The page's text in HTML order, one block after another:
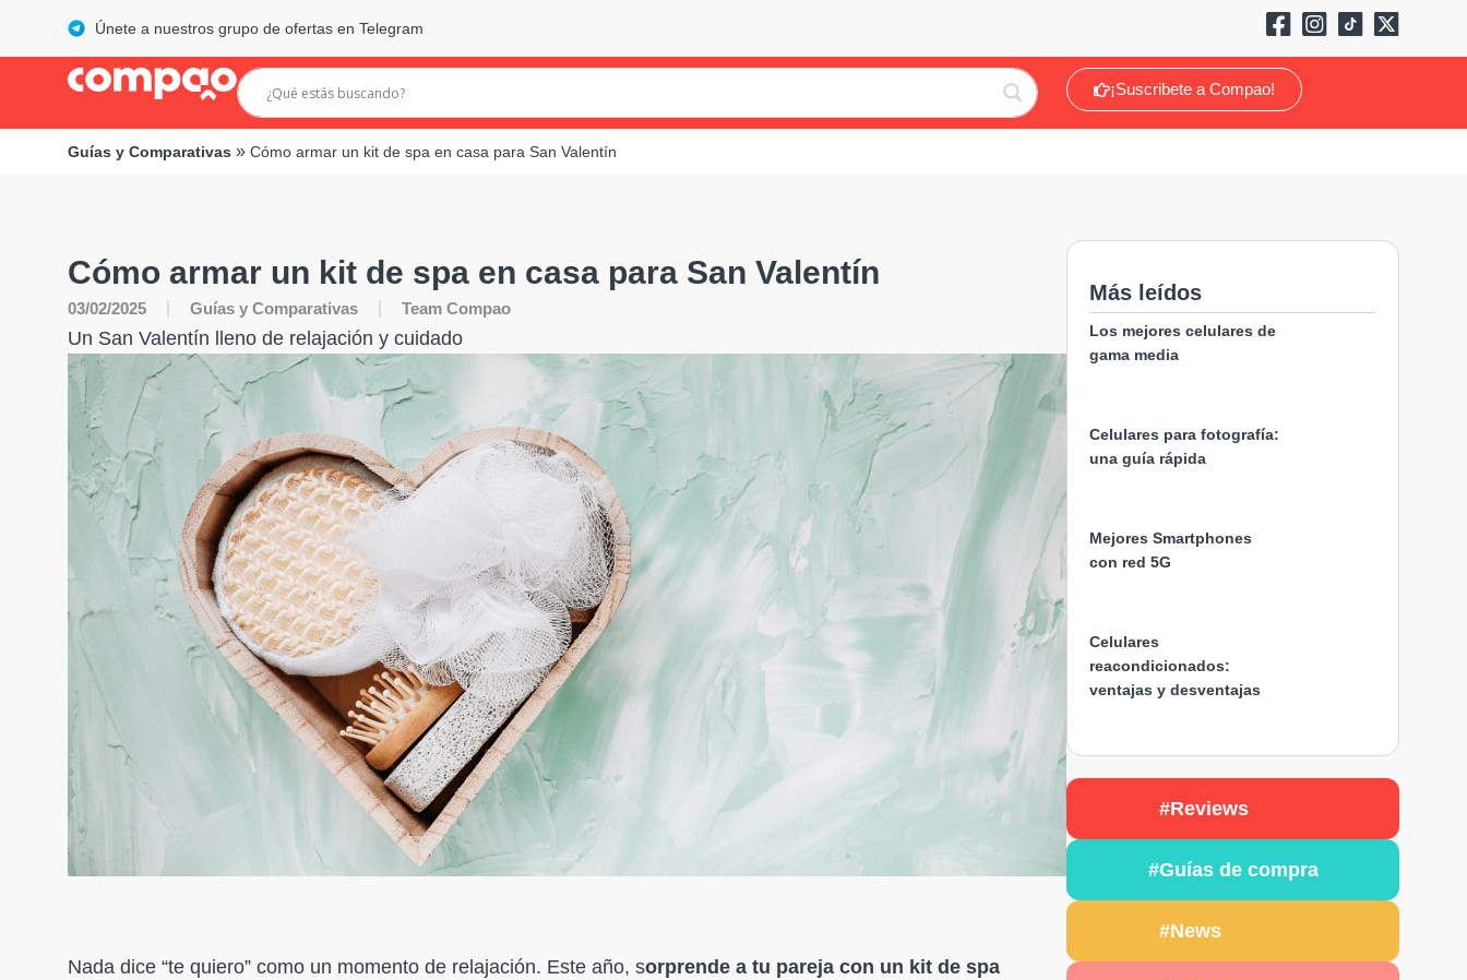
Únete a nuestros grupo de ofertas en Telegram
¡Suscribete a Compao!
Guías y Comparativas » Cómo armar un kit de spa en casa para San Valentín
Cómo armar un kit de spa en casa para San Valentín
03/02/2025 Guías y Comparativas Team Compao
Un San Valentín lleno de relajación y cuidado
Nada dice “te quiero” como un momento de relajación. Este año, sorprende a tu pareja con un kit de spa
Más leídos
Los mejores celulares de
gama media
Celulares para fotografía:
una guía rápida
Mejores Smartphones
con red 5G
Celulares
reacondicionados:
ventajas y desventajas
#Reviews
#Guías de compra
#News